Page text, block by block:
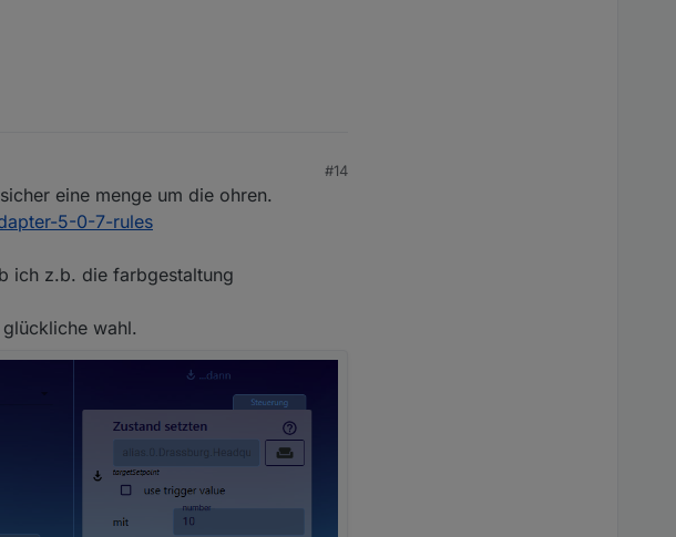
#14
eine menge um die ohren.
5-0-7-rules
ich z.b. die farbgestaltung
wahl.